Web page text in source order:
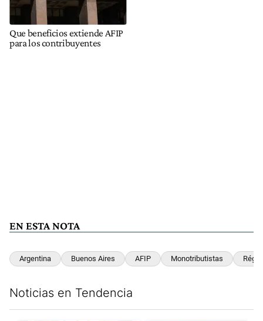
Que beneficios extiende AFIP
para los contribuyentes
EN ESTA NOTA
Argentina Buenos Aires AFIP Monotributistas
Noticias en Tendencia